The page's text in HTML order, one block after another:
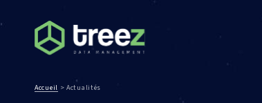
Accueil >Actualités